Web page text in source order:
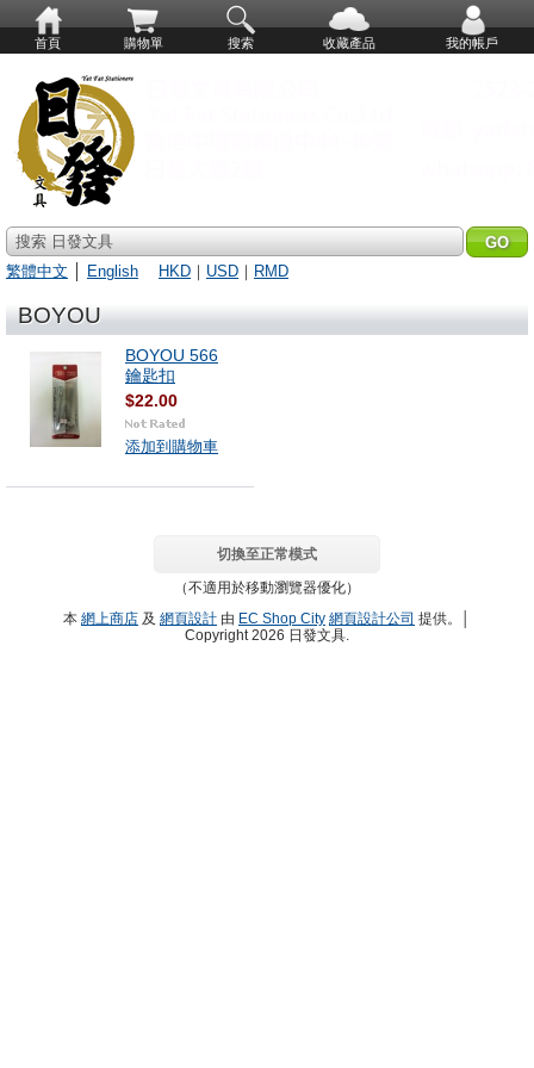
首頁 購物單 搜索 收藏產品 我的帳戶
搜索 日發文具
繁體中文
English HKD ｜ USD ｜ RMD
BOYOU
BOYOU 566
鑰匙扣
$22.00
添加到購物車
切換至正常模式
（不適用於移動瀏覽器優化）
本 網上商店 及 網頁設計 由 EC Shop City 網頁設計公司 提供。│
Copyright 2026 日發文具.